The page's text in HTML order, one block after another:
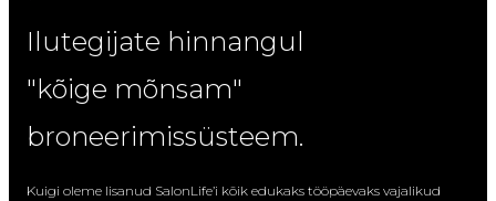
Ilutegijate hinnangul
"kõige mõnsam"
broneerimissüsteem.
Kuigi oleme lisanud SalonLife’i kõik edukaks tööpäevaks vajalikud